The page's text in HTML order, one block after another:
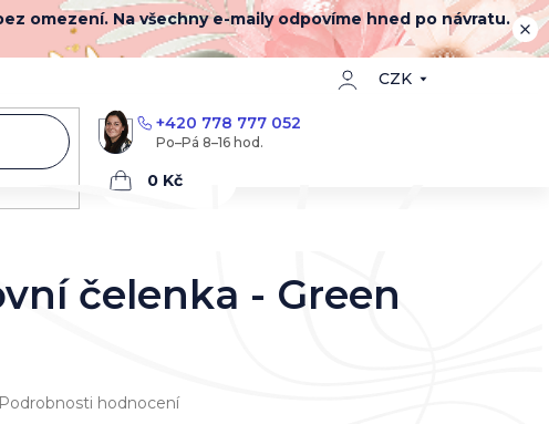
omezení. Na všechny e-maily odpovíme hned po návratu.
CZK
+420 778 777 052
Nákupní
čelenka - Green
Podrobnosti hodnocení